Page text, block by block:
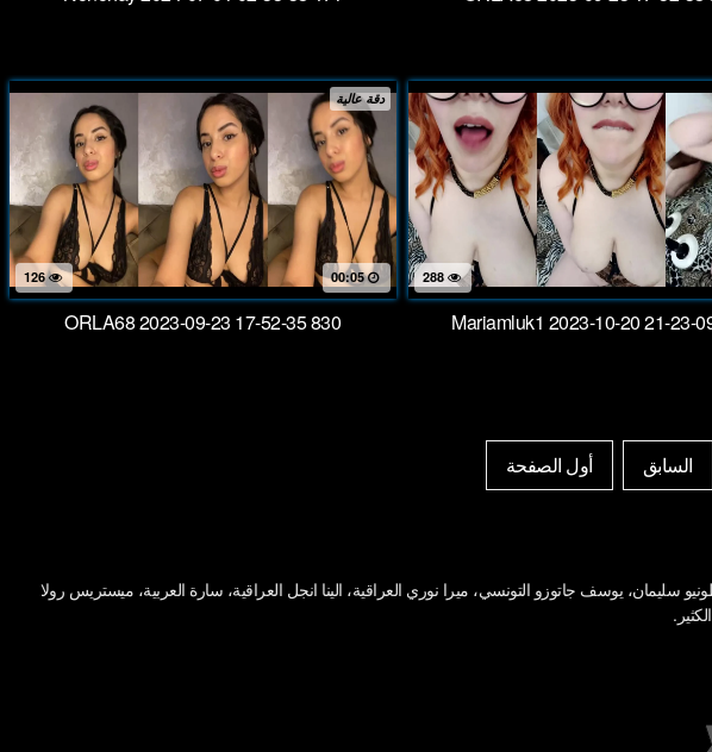
دقة عالية
126 00:05
ORLA68 2023-09-23 17-52-35 830
288
Mariamluk1 2023-10-20 21-23-
أول الصفحة السابق
سليمان، يوسف جاتوزو التونسي، ميرا نوري العراقية، الينا انجل العراقية، سارة العربية، ميستريس رولا